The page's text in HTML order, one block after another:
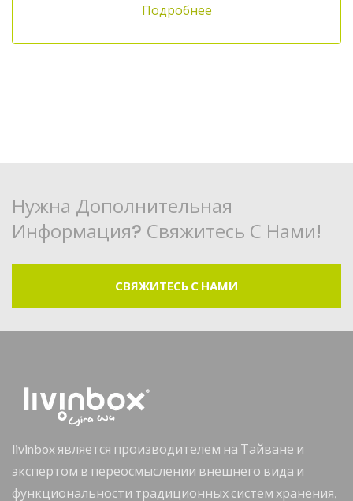
Подробнее
Нужна Дополнительная
Информация? Свяжитесь С Нами!
СВЯЖИТЕСЬ С НАМИ
livinbox является производителем на Тайване и
экспертом в переосмыслении внешнего вида и
функциональности традиционных систем хранения,